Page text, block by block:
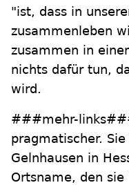
"ist, dass in
zusammenleben
zusammen in
nichts dafür tun,
wird.
###mehr-
pragmatischer.
Gelnhausen in
Ortsname, den sie